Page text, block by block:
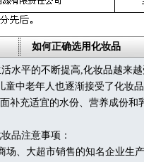
如何正确选用化妆品
水平的不断提高,化妆品越来
童中老年人也逐渐接受了化妆
补充适宜的水份、营养成份
品注意事项：
、大超市销售的知名企业生产